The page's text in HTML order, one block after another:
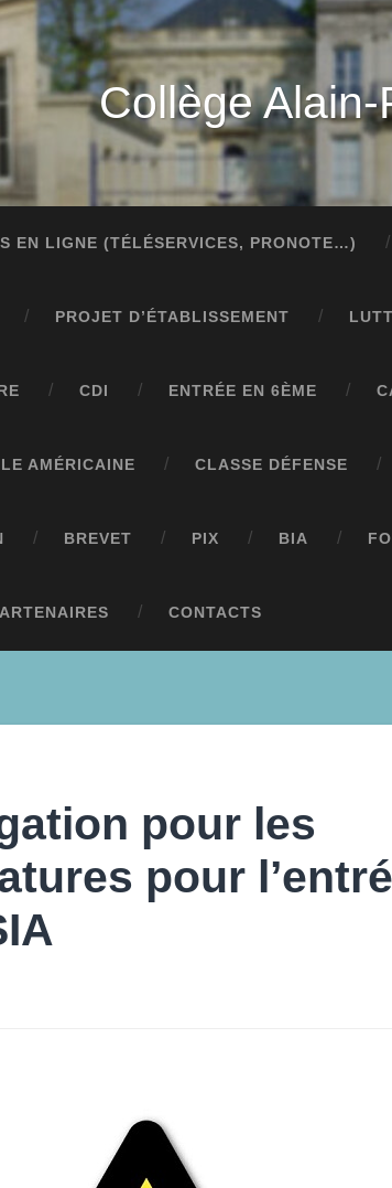
Collège
EN LIGNE (TÉLÉSERVICES, PRONOTE…)
PROJET D’ÉTABLISSEMENT
CDI ENTRÉE EN 6ÈME
AMÉRICAINE CLASSE DÉFENSE
BREVET PIX BIA
CONTACTS
pour les
pour